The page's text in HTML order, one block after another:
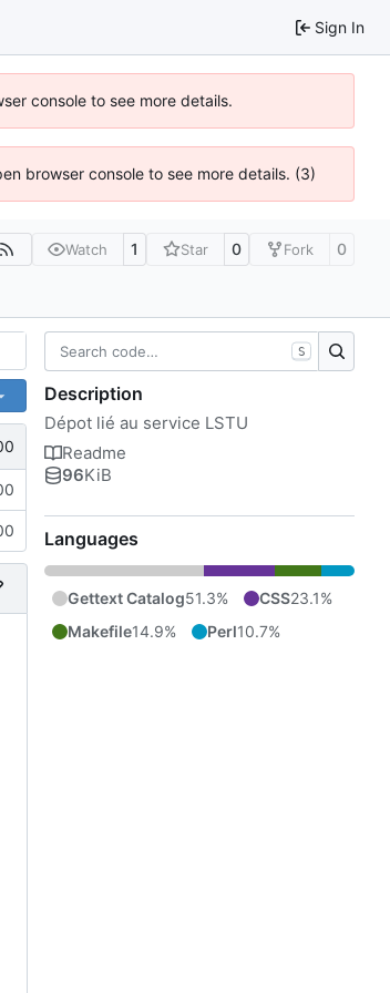
Sign In
console to see more details.
browser console to see more details. (3)
Watch 1 Star 0 Fork 0
S
Description
Dépot lié au service LSTU
Readme
96KiB
Languages
Gettext Catalog51.3% CSS23.1%
Makefile14.9% Perl10.7%